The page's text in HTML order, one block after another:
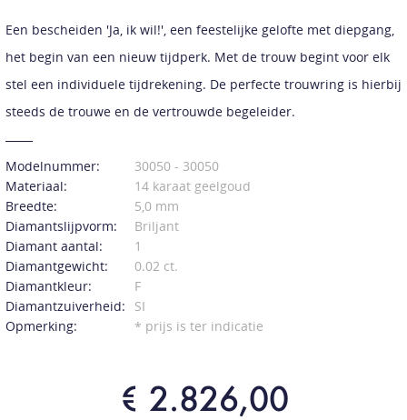
Een bescheiden 'Ja, ik wil!', een feestelijke gelofte met diepgang,
het begin van een nieuw tijdperk. Met de trouw begint voor elk
stel een individuele tijdrekening. De perfecte trouwring is hierbij
steeds de trouwe en de vertrouwde begeleider.
Modelnummer:
30050 - 30050
Materiaal:
14 karaat geelgoud
Breedte:
5,0 mm
Diamantslijpvorm:
Briljant
Diamant aantal:
1
Diamantgewicht:
0.02 ct.
Diamantkleur:
F
Diamantzuiverheid:
SI
Opmerking:
* prijs is ter indicatie
€ 2.826,00